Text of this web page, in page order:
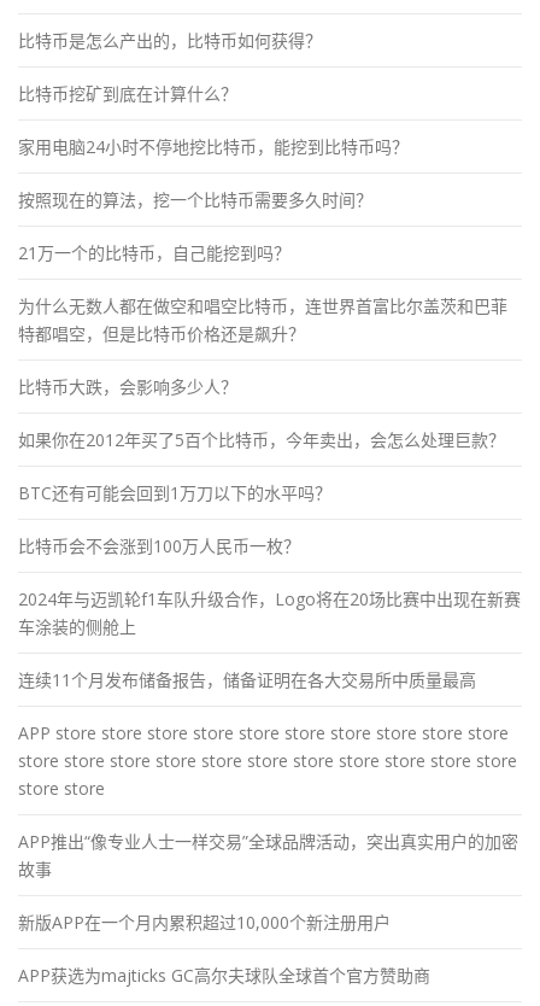
比特币是怎么产出的，比特币如何获得？
比特币挖矿到底在计算什么？
家用电脑24小时不停地挖比特币，能挖到比特币吗？
按照现在的算法，挖一个比特币需要多久时间？
21万一个的比特币，自己能挖到吗？
为什么无数人都在做空和唱空比特币，连世界首富比尔盖茨和巴菲
特都唱空，但是比特币价格还是飙升？
比特币大跌，会影响多少人？
如果你在2012年买了5百个比特币，今年卖出，会怎么处理巨款？
BTC还有可能会回到1万刀以下的水平吗？
比特币会不会涨到100万人民币一枚？
2024年与迈凯轮f1车队升级合作，Logo将在20场比赛中出现在新赛
车涂装的侧舱上
连续11个月发布储备报告，储备证明在各大交易所中质量最高
APP store store store store store store store store store store
store store store store store store store store store store store
store store
APP推出“像专业人士一样交易”全球品牌活动，突出真实用户的加密
故事
新版APP在一个月内累积超过10,000个新注册用户
APP获选为majticks GC高尔夫球队全球首个官方赞助商